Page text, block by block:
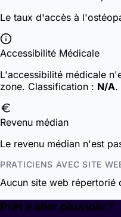
Le taux d'accès à
Accessibilité Médicale
L'accessibilité médicale
zone. Classification : N/A.
Revenu médian
Le revenu médian n'est
PRATICIENS AVEC SITE
Aucun site web répertorié
Prêt à aller plus loin ?